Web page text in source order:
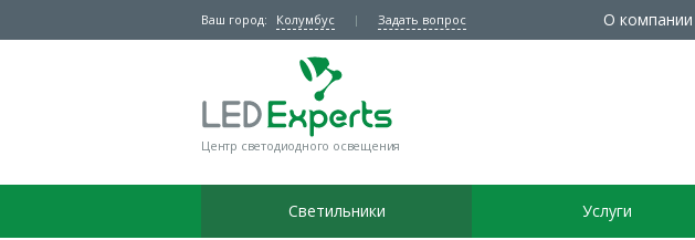
Ваш город: Колумбус Задать вопрос О компании
Центр светодиодного освещения
Светильники Услуги